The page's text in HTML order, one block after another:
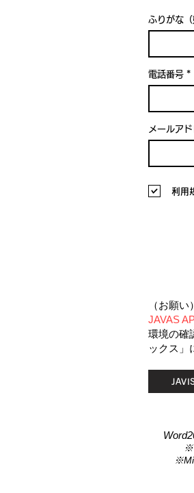
ふりがな（
電話番号
メールアド
利用
（お願い）
JAVAS
環境の確
ックス」
※